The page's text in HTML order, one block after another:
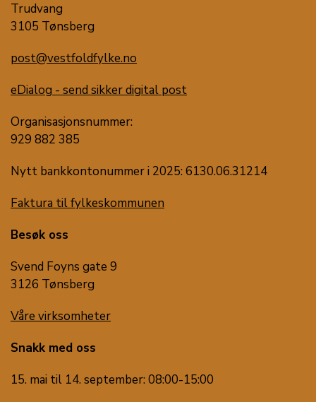
Trudvang
3105 Tønsberg
post@vestfoldfylke.no
eDialog - send sikker digital post
Organisasjonsnummer:
929 882 385
Nytt bankkontonummer i 2025: 6130.06.31214
Faktura til fylkeskommunen
Besøk oss
Svend Foyns gate 9
3126 Tønsberg
Våre virksomheter
Snakk med oss
15. mai til 14. september: 08:00-15:00